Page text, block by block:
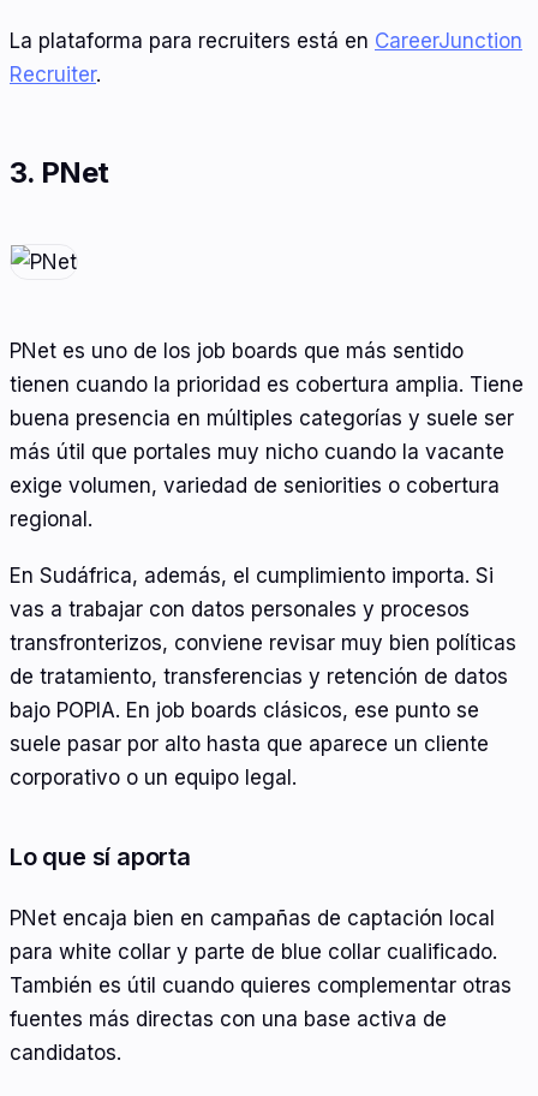
La plataforma para recruiters está en CareerJunction
Recruiter.
3. PNet
PNet es uno de los job boards que más sentido
tienen cuando la prioridad es cobertura amplia. Tiene
buena presencia en múltiples categorías y suele ser
más útil que portales muy nicho cuando la vacante
exige volumen, variedad de seniorities o cobertura
regional.
En Sudáfrica, además, el cumplimiento importa. Si
vas a trabajar con datos personales y procesos
transfronterizos, conviene revisar muy bien políticas
de tratamiento, transferencias y retención de datos
bajo POPIA. En job boards clásicos, ese punto se
suele pasar por alto hasta que aparece un cliente
corporativo o un equipo legal.
Lo que sí aporta
PNet encaja bien en campañas de captación local
para white collar y parte de blue collar cualificado.
También es útil cuando quieres complementar otras
fuentes más directas con una base activa de
candidatos.